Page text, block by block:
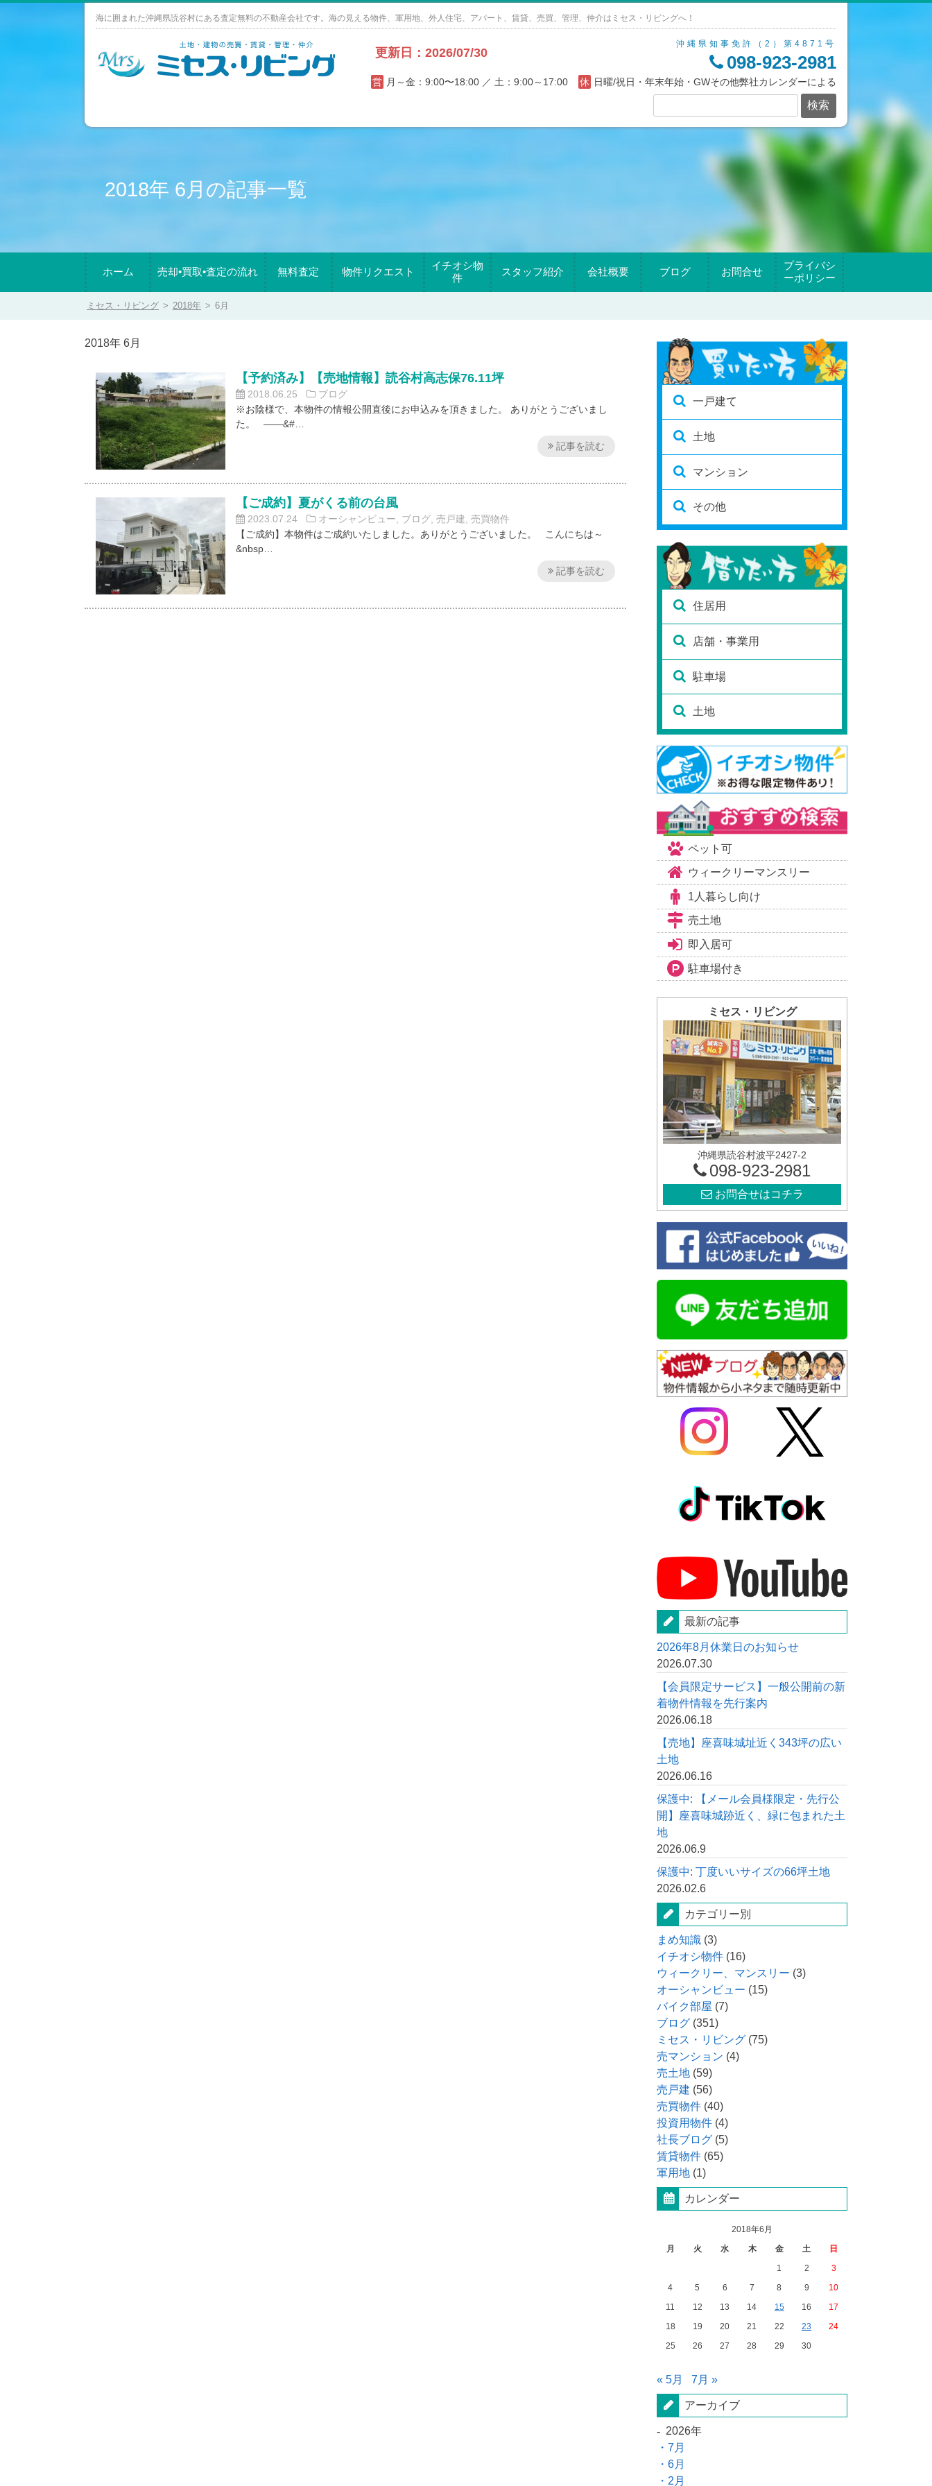
海に囲まれた沖縄県読谷村にある査定無料の不動産会社です。海の見える物件、軍用地、外人住宅、アパート、賃貸、売買、管理、仲介はミセス・リビングへ！
更新日：2026/07/30
沖縄県知事免許（2）第4871号
098-923-2981
営 月～金：9:00〜18:00 ／ 土：9:00～17:00 休 日曜/祝日・年末年始・GWその他弊社カレンダーによる
2018年 6月の記事一覧
ホーム 売却•買取•査定の流れ 無料査定 物件リクエスト
イチオシ物
件
スタッフ紹介 会社概要 ブログ お問合せ
プライバシ
ーポリシー
ミセス・リビング > 2018年 > 6月
2018年 6月
【予約済み】【売地情報】読谷村高志保76.11坪
2018.06.25
ブログ
※お陰様で、本物件の情報公開直後にお申込みを頂きました。 ありがとうございまし
た。 ——&#…
記事を読む
【ご成約】夏がくる前の台風
2023.07.24 オーシャンビュー, ブログ, 売戸建, 売買物件
【ご成約】本物件はご成約いたしました。ありがとうございました。 こんにちは～
&nbsp…
記事を読む
一戸建て
土地
マンション
その他
住居用
店舗・事業用
駐車場
土地
ペット可
ウィークリーマンスリー
1人暮らし向け
売土地
即入居可
駐車場付き
ミセス・リビング
沖縄県読谷村波平2427-2
098-923-2981
お問合せはコチラ
最新の記事
2026年8月休業日のお知らせ
2026.07.30
【会員限定サービス】一般公開前の新
着物件情報を先行案内
2026.06.18
【売地】座喜味城址近く343坪の広い
土地
2026.06.16
保護中: 【メール会員様限定・先行公
開】座喜味城跡近く、緑に包まれた土
地
2026.06.9
保護中: 丁度いいサイズの66坪土地
2026.02.6
カテゴリー別
まめ知識 (3)
イチオシ物件 (16)
ウィークリー、マンスリー (3)
オーシャンビュー (15)
バイク部屋 (7)
ブログ (351)
ミセス・リビング (75)
売マンション (4)
売土地 (59)
売戸建 (56)
売買物件 (40)
投資用物件 (4)
社長ブログ (5)
賃貸物件 (65)
軍用地 (1)
カレンダー
2018年6月
月
火 水 木 金 土
日
1
2
3
4
5 6 7 8 9
10
11
12 13 14 15 16
17
18
19 20 21 22 23
24
25
26 27 28 29 30
« 5月 7月 »
アーカイブ
2026年
7月
6月
2月